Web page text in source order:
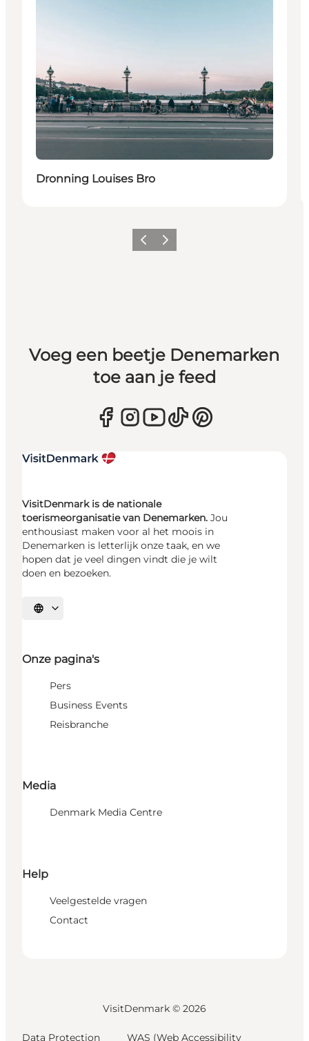
Dronning Louises Bro
Vorige Volgende
Voeg een beetje Denemarken
toe aan je feed
VisitDenmark is de nationale
toerismeorganisatie van Denemarken. Jou
enthousiast maken voor al het moois in
Denemarken is letterlijk onze taak, en we
hopen dat je veel dingen vindt die je wilt
doen en bezoeken.
Selecteer taal
Onze pagina's
Pers
Business Events
Reisbranche
Media
Denmark Media Centre
Help
Veelgestelde vragen
Contact
VisitDenmark © 2026
Data Protection WAS (Web Accessibility